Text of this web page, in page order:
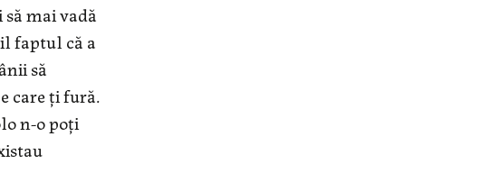
mai vadă
faptul că a
să
care ți fură.
n-o poți